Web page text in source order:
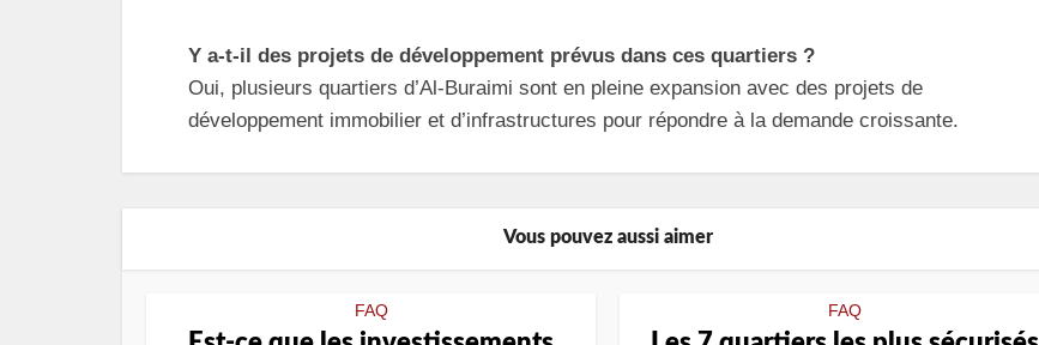
Y a-t-il des projets de développement prévus dans ces quartiers ?
Oui, plusieurs quartiers d’Al-Buraimi sont en pleine expansion avec des projets de
développement immobilier et d’infrastructures pour répondre à la demande croissante.
Vous pouvez aussi aimer
FAQ FAQ